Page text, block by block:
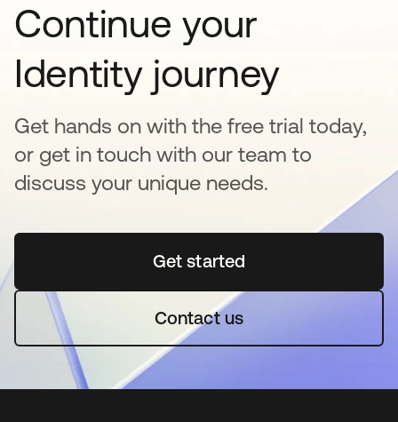
Continue your
Identity journey
Get hands on with the free trial today,
or get in touch with our team to
discuss your unique needs.
Get startedse abre en una pestaña
Contact us